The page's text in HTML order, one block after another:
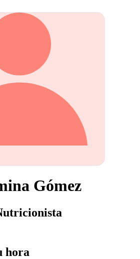
Gómez
hora